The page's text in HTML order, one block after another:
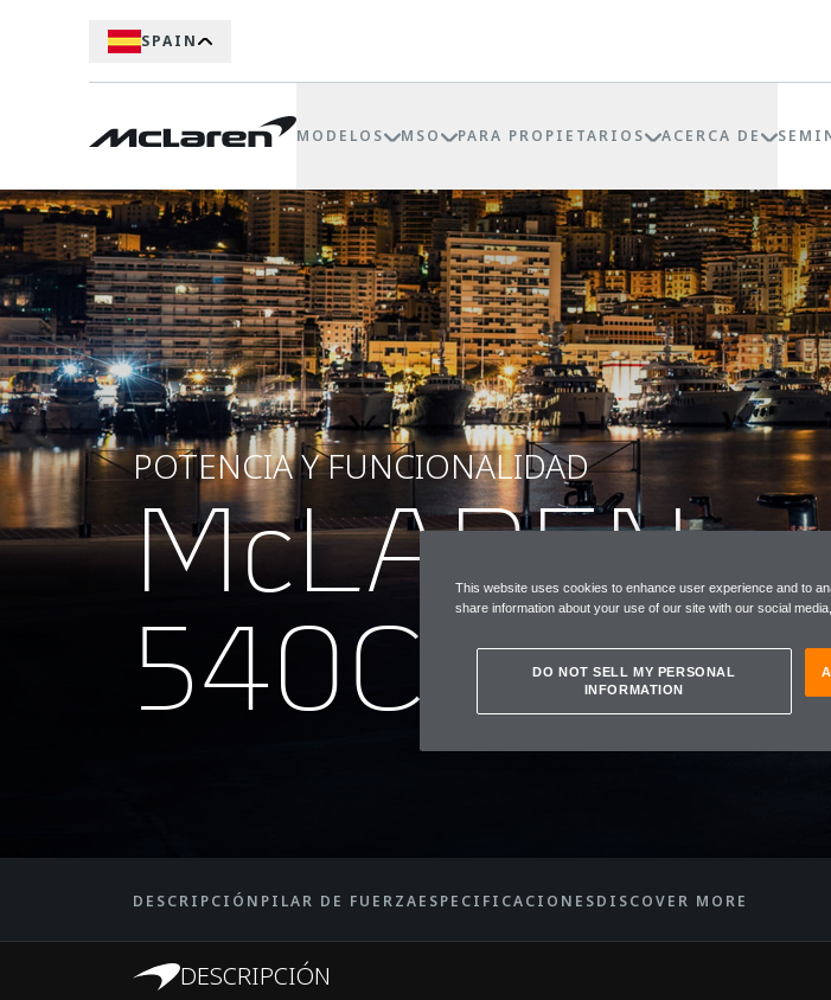
SPAIN
MODELOS MSO PARA PROPIETARIOS ACERCA DE
POTENCIA Y FUNCIONALIDAD
McLAREN
540C
DESCRIPCIÓN PILAR DE FUERZAESPECIFICACIONESDISCOVER MORE
DESCRIPCIÓN
This website uses cookies to enhance user experience and to
share information about your use of our site with our social
DO NOT SELL MY PERSONAL
INFORMATION